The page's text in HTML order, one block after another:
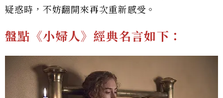
疑惑時，不妨翻開來再次重新感受。
盤點《小婦人》經典名言如下：